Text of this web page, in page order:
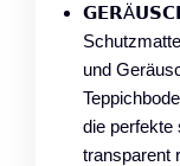
und
die perfekte
transparent